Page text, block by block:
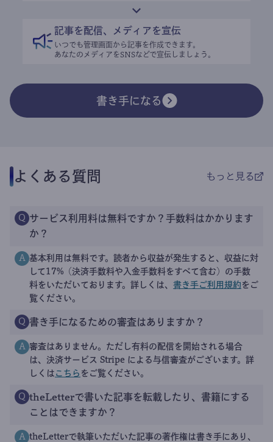
記事を配信、メディアを宣伝
いつでも管理画面から記事を作成できます。
あなたのメディアをSNSなどで宣伝しましょう。
書き手になる
よくある質問 もっと見る
Q サービス利用料は無料ですか？手数料はかかります
か？
A 基本利用は無料です。読者から収益が発生すると、収益に対
して17%（決済手数料や入金手数料をすべて含む）の手数
料をいただいております。詳しくは、 書き手ご利用規約 をご
覧ください。
Q 書き手になるための審査はありますか？
A 審査はありません。ただし有料の配信を開始される場合
は、決済サービス Stripe による与信審査がございます。詳
しくは こちら をご覧ください。
Q theLetterで書いた記事を転載したり、書籍にする
ことはできますか？
A theLetterで執筆いただいた記事の著作権は書き手にあり、